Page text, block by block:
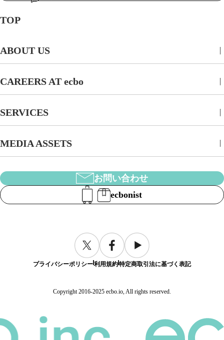
TOP
ABOUT US
CAREERS AT ecbo
SERVICES
MEDIA ASSETS
お問い合わせ
ecbonist
プライバシーポリシー利用規約特定商取引法に基づく表記
Copyright 2016-2025 ecbo.io, All rights reserved.